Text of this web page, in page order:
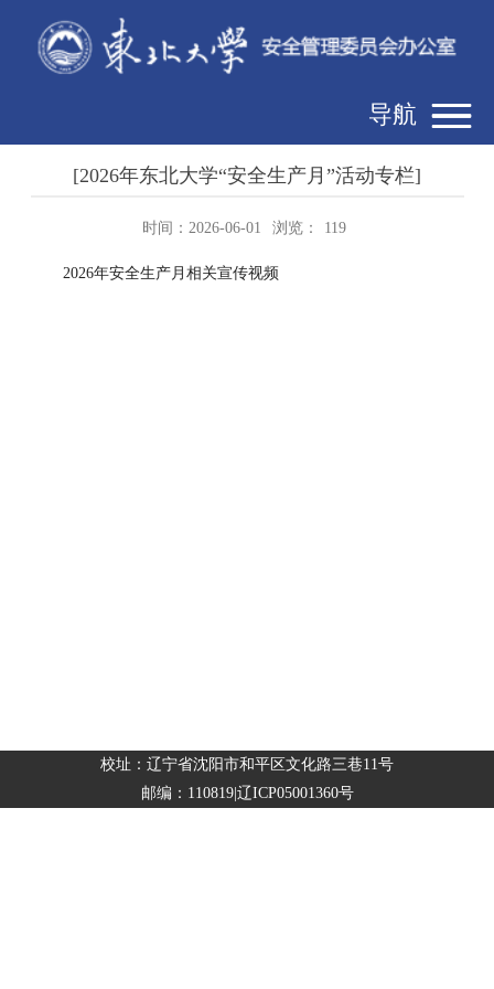
导航
[2026年东北大学“安全生产月”活动专栏]
时间：2026-06-01 浏览： 119
2026年安全生产月相关宣传视频
校址：辽宁省沈阳市和平区文化路三巷11号
邮编：110819|辽ICP05001360号